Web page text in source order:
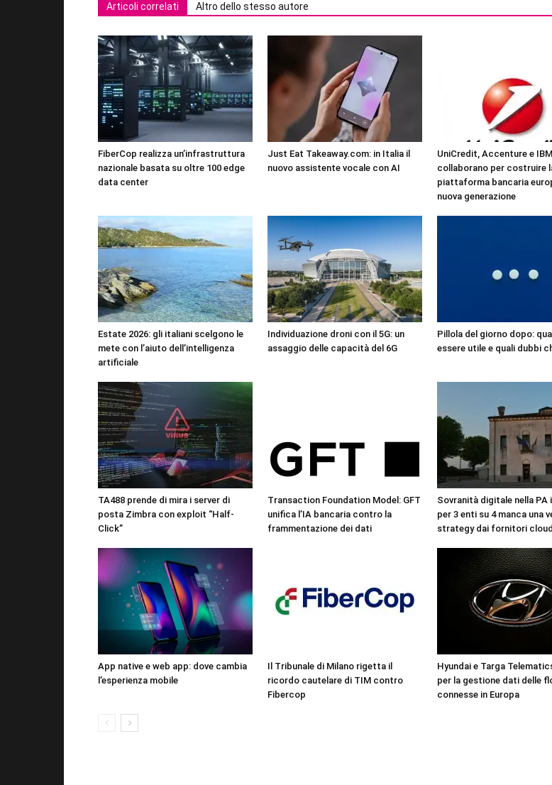
Articoli correlati Altro dello stesso autore
FiberCop realizza un’infrastruttura
nazionale basata su oltre 100 edge
data center
Just Eat Takeaway.com: in Italia il
nuovo assistente vocale con AI
UniCredit, Accenture e IBM
collaborano per costruire
piattaforma bancaria
nuova generazione
Estate 2026: gli italiani scelgono le
mete con l’aiuto dell’intelligenza
artificiale
Individuazione droni con il 5G: un
assaggio delle capacità del 6G
Pillola del giorno dopo:
essere utile e quali dubbi
TA488 prende di mira i server di
posta Zimbra con exploit “Half-
Click”
Transaction Foundation Model: GFT
unifica l’IA bancaria contro la
frammentazione dei dati
Sovranità digitale nella PA
per 3 enti su 4 manca una
strategy dai fornitori cloud
App native e web app: dove cambia
l’esperienza mobile
Il Tribunale di Milano rigetta il
ricordo cautelare di TIM contro
Fibercop
Hyundai e Targa
per la gestione dati delle
connesse in Europa